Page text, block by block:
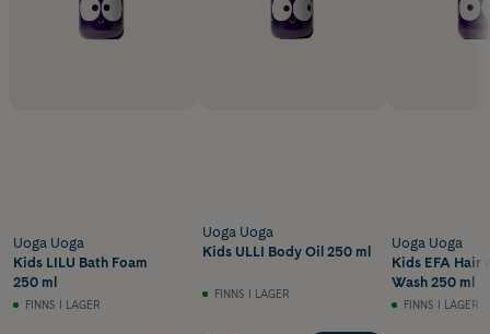
Uoga Uoga
Kids LILU Bath Foam
250 ml
FINNS I LAGER
Uoga Uoga
Kids ULLI Body Oil 250 ml
FINNS I LAGER
Uoga Uoga
Kids EFA Hair
Wash 250 ml
FINNS I LAGER